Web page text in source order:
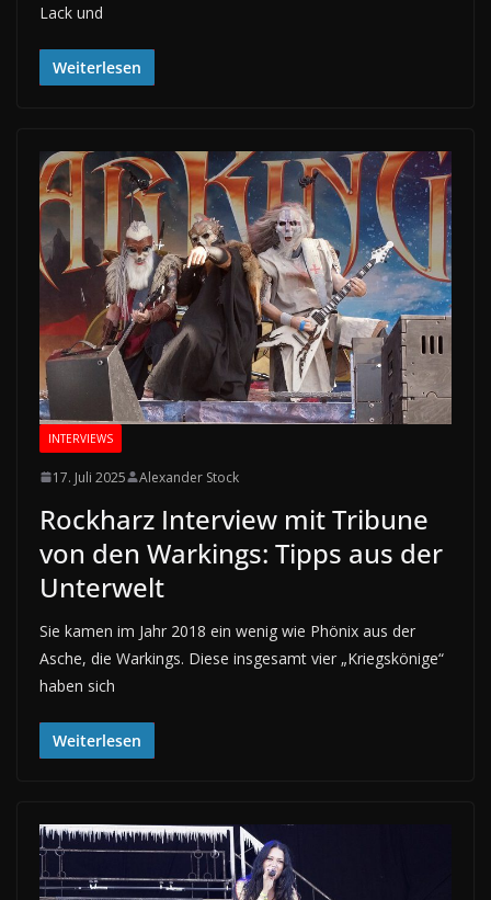
Lack und
Weiterlesen
INTERVIEWS
17. Juli 2025 Alexander Stock
Rockharz Interview mit Tribune
von den Warkings: Tipps aus der
Unterwelt
Sie kamen im Jahr 2018 ein wenig wie Phönix aus der
Asche, die Warkings. Diese insgesamt vier „Kriegskönige“
haben sich
Weiterlesen